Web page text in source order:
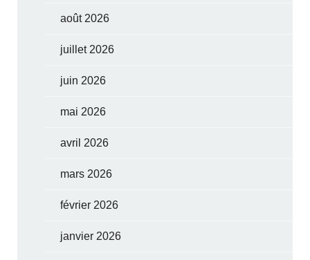
août 2026
juillet 2026
juin 2026
mai 2026
avril 2026
mars 2026
février 2026
janvier 2026